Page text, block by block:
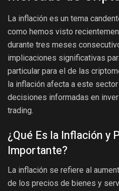
La inflación es un tema
como hemos visto
durante tres meses
implicaciones significativas
particular para el de las
la inflación afecta a este
decisiones informadas en
trading.
¿Qué Es la Inflación y
Importante?
La inflación se refiere al
de los precios de bienes y